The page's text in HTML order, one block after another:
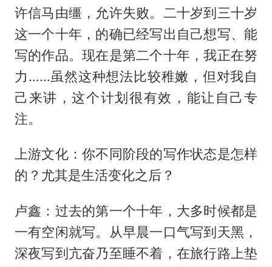
许信马由缰，允许失败。二十岁到三十岁
这一个十年，的确已经写出自己想写、能
写的作品。现在是第二个十年，我正在努
力……虽然这种想法比较稚嫩，但对我自
己来讲，这个计划很有效，能让自己专
注。
上游文化：你不同阶段的写作状态是怎样
的？尤其是生活变化之后？
卢鑫：过去的第一个十年，大多时候都是
一有空闲就写。从早晨一口气写到天黑，
深夜写到亢奋乃至睡不着，在旅行路上垫